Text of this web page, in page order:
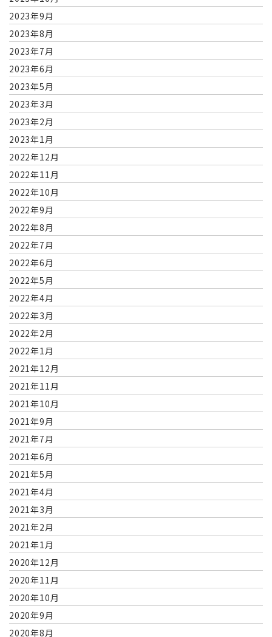
2023年9月
2023年8月
2023年7月
2023年6月
2023年5月
2023年3月
2023年2月
2023年1月
2022年12月
2022年11月
2022年10月
2022年9月
2022年8月
2022年7月
2022年6月
2022年5月
2022年4月
2022年3月
2022年2月
2022年1月
2021年12月
2021年11月
2021年10月
2021年9月
2021年7月
2021年6月
2021年5月
2021年4月
2021年3月
2021年2月
2021年1月
2020年12月
2020年11月
2020年10月
2020年9月
2020年8月